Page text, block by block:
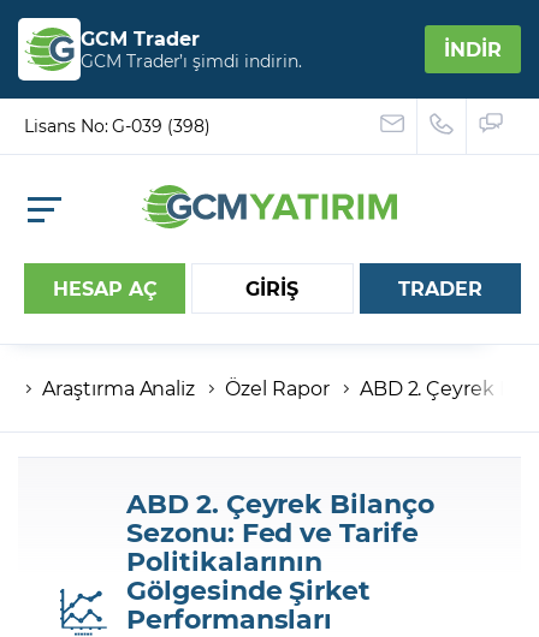
GCM Trader
GCM Trader’ı şimdi indirin. İNDİR
Lisans No: G-039 (398)
HESAP AÇ GİRİŞ
Hesap numaranız
Şifreniz
Şifremi Unuttum
TRADER
Araştırma Analiz Özel Rapor ABD 2. Çeyrek
ABD 2. Çeyrek Bilanço
Sezonu: Fed ve Tarife
Politikalarının
Gölgesinde Şirket
Performansları